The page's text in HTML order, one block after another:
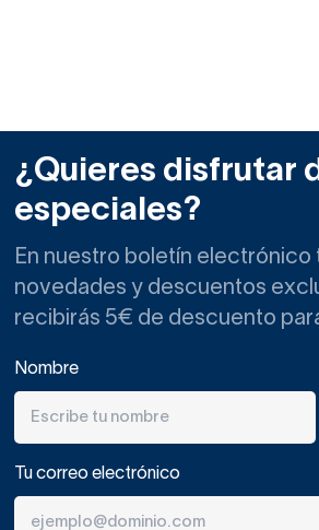
¿Quieres disfrutar
especiales?
En nuestro boletín
novedades y descuentos
recibirás 5€ de descuento
Nombre
Tu correo electrónico